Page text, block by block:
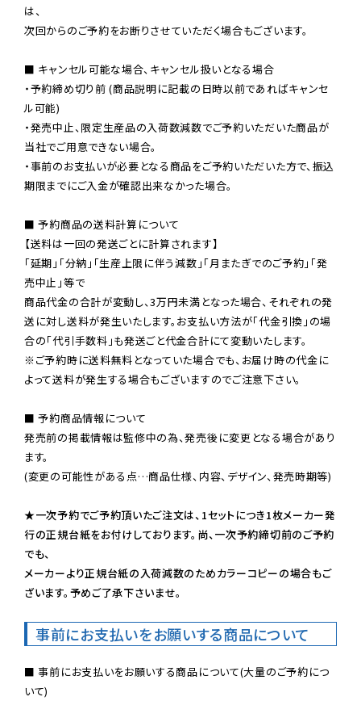
は、
次回からのご予約をお断りさせていただく場合もございます。
■ キャンセル可能な場合、キャンセル扱いとなる場合
・予約締め切り前 (商品説明に記載の日時以前であればキャンセ
ル可能)
・発売中止、限定生産品の入荷数減数でご予約いただいた商品が
当社でご用意できない場合。
・事前のお支払いが必要となる商品をご予約いただいた方で、振込
期限までにご入金が確認出来なかった場合。
■ 予約商品の送料計算について
【送料は一回の発送ごとに計算されます】
「延期」「分納」「生産上限に伴う減数」「月またぎでのご予約」「発
売中止」等で
商品代金の合計が変動し、3万円未満となった場合、それぞれの発
送に対し送料が発生いたします。お支払い方法が「代金引換」の場
※ご予約時に送料無料となっていた場合でも、お届け時の代金に
よって送料が発生する場合もございますのでご注意下さい。
■ 予約商品情報について
発売前の掲載情報は監修中の為、発売後に変更となる場合があり
ます。
(変更の可能性がある点…商品仕様、内容、デザイン、発売時期等)
★一次予約でご予約頂いたご注文は、1セットにつき1枚メーカー発
行の正規台紙をお付けしております。尚、一次予約締切前のご予約
でも、
メーカーより正規台紙の入荷減数のためカラーコピーの場合もご
ざいます。予めご了承下さいませ。
事前にお支払いをお願いする商品について
■ 事前にお支払いをお願いする商品について(大量のご予約につ
いて)